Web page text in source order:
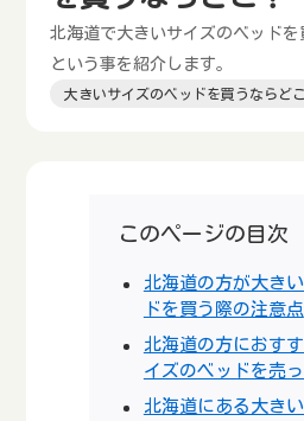
北海道で大きいサイズのベッド
という事を紹介します。
大きいサイズのベッドを買うならど
このページの目次
北海道の方が大き
ドを買う際の注意点
北海道の方におす
イズのベッドを売
北海道にある大き